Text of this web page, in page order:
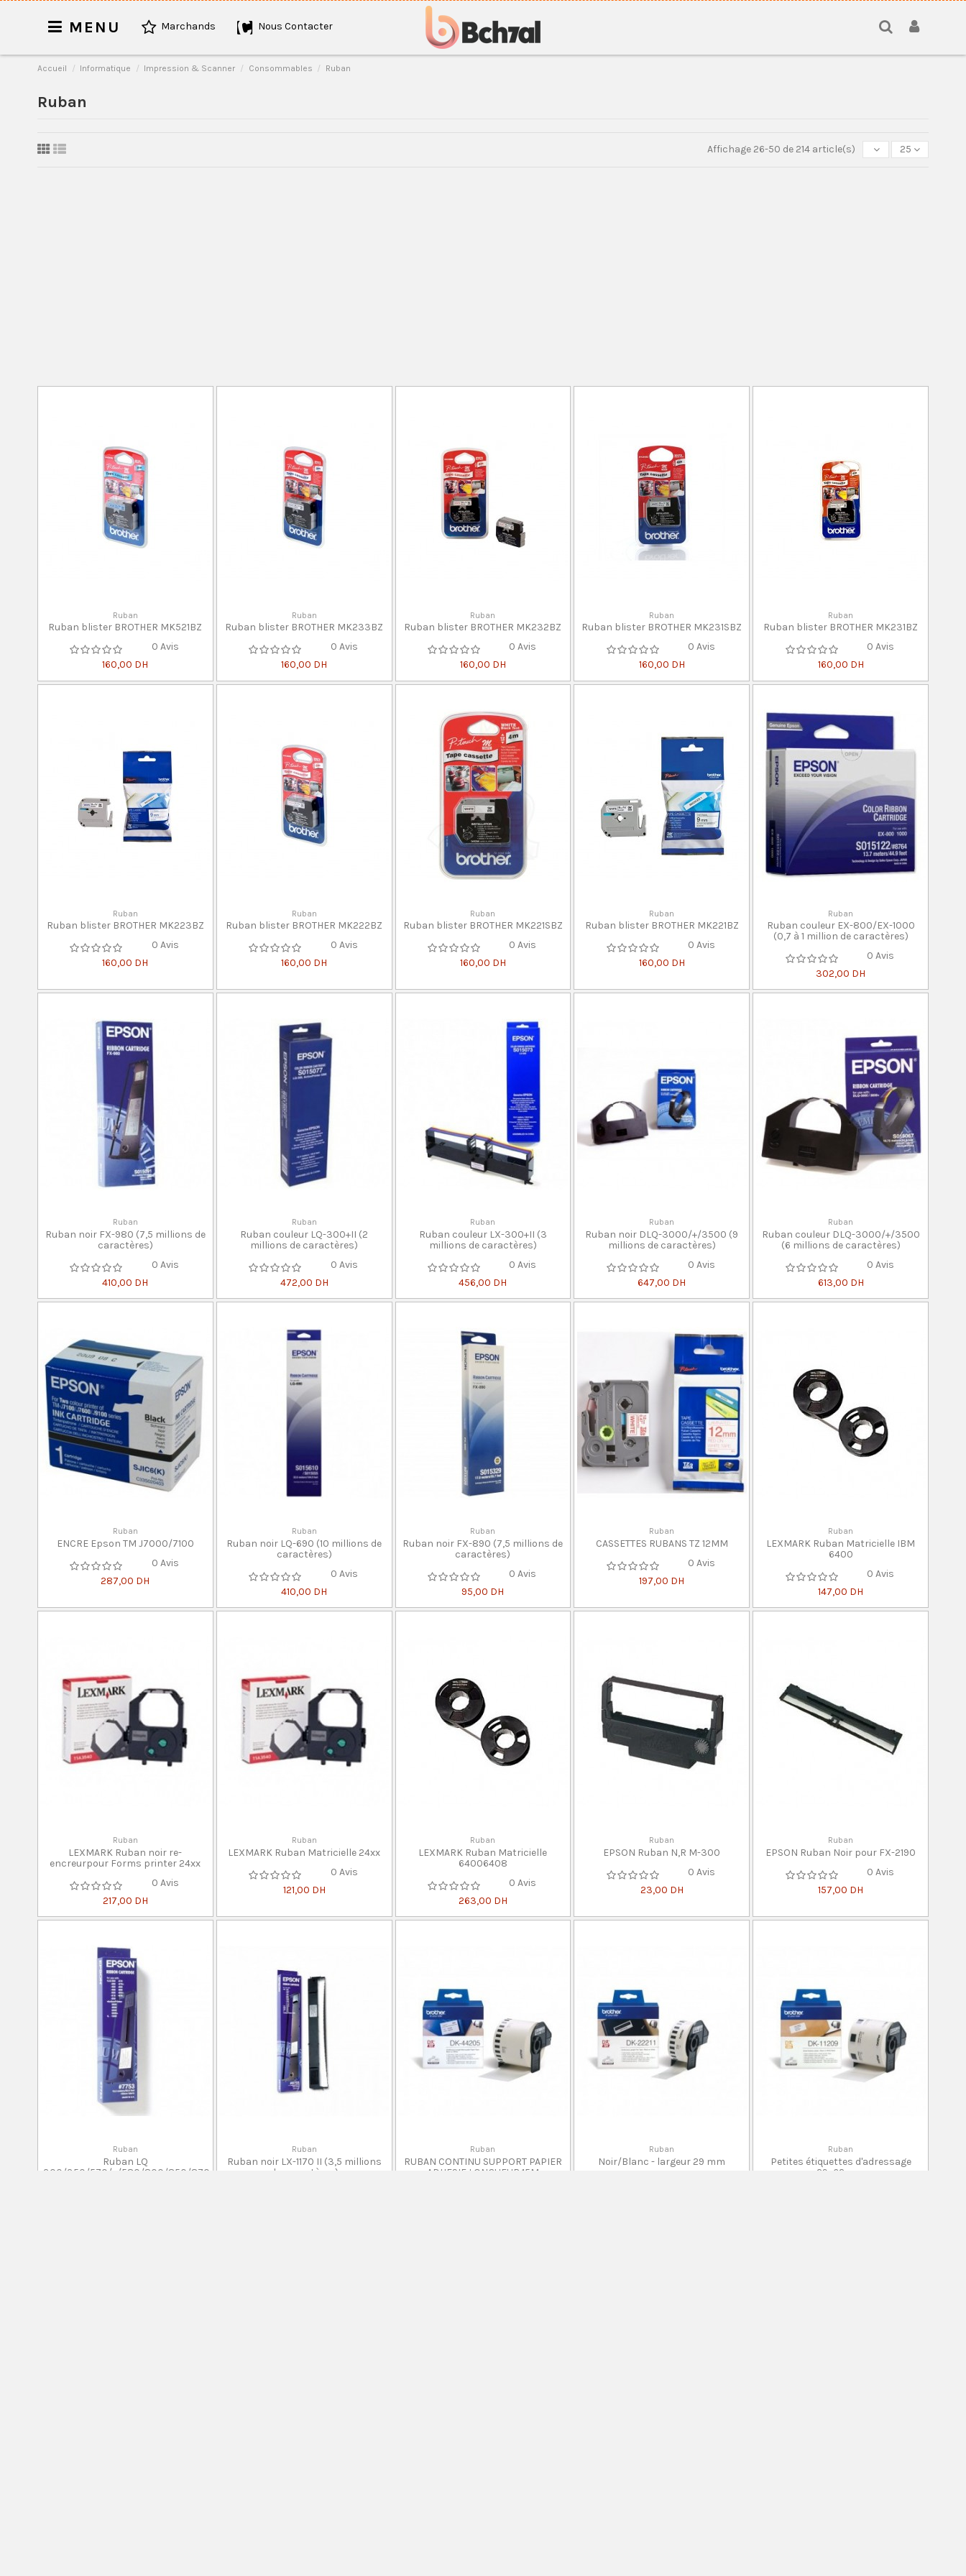
MENU Marchands Nous Contacter
Accueil Informatique Impression & Scanner Consommables Ruban
Ruban
Affichage 26-50 de 214 article(s) 25
Ruban
Ruban blister BROTHER MK521BZ
0 Avis
160,00 DH
Ruban
Ruban blister BROTHER MK233BZ
0 Avis
160,00 DH
Ruban
Ruban blister BROTHER MK232BZ
0 Avis
160,00 DH
Ruban
Ruban blister BROTHER MK231SBZ
0 Avis
160,00 DH
Ruban
Ruban blister BROTHER MK231BZ
0 Avis
160,00 DH
Ruban
Ruban blister BROTHER MK223BZ
0 Avis
160,00 DH
Ruban
Ruban blister BROTHER MK222BZ
0 Avis
160,00 DH
Ruban
Ruban blister BROTHER MK221SBZ
0 Avis
160,00 DH
Ruban
Ruban blister BROTHER MK221BZ
0 Avis
160,00 DH
Ruban
Ruban couleur EX-800/EX-1000
(0,7 à 1 million de caractères)
0 Avis
302,00 DH
Ruban
Ruban noir FX-980 (7,5 millions de
caractères)
0 Avis
410,00 DH
Ruban
Ruban couleur LQ-300+II (2
millions de caractères)
0 Avis
472,00 DH
Ruban
Ruban couleur LX-300+II (3
millions de caractères)
0 Avis
456,00 DH
Ruban
Ruban noir DLQ-3000/+/3500 (9
millions de caractères)
0 Avis
647,00 DH
Ruban
Ruban couleur DLQ-3000/+/3500
(6 millions de caractères)
0 Avis
613,00 DH
Ruban
ENCRE Epson TM J7000/7100
0 Avis
287,00 DH
Ruban
Ruban noir LQ-690 (10 millions de
caractères)
0 Avis
410,00 DH
Ruban
Ruban noir FX-890 (7,5 millions de
caractères)
0 Avis
95,00 DH
Ruban
CASSETTES RUBANS TZ 12MM
0 Avis
197,00 DH
Ruban
LEXMARK Ruban Matricielle IBM
6400
0 Avis
147,00 DH
Ruban
LEXMARK Ruban noir re-
encreurpour Forms printer 24xx
0 Avis
217,00 DH
Ruban
LEXMARK Ruban Matricielle 24xx
0 Avis
121,00 DH
Ruban
LEXMARK Ruban Matricielle
64006408
0 Avis
263,00 DH
Ruban
EPSON Ruban N,R M-300
0 Avis
23,00 DH
Ruban
EPSON Ruban Noir pour FX-2190
0 Avis
157,00 DH
Ruban
Ruban LQ
300/350/570/+/580/800/850/870
Ruban
Ruban noir LX-1170 II (3,5 millions
de caractères)
Ruban
RUBAN CONTINU SUPPORT PAPIER
ADHESIF LONGUEUR 15M
Ruban
Noir/Blanc - largeur 29 mm
Ruban
Petites étiquettes d'adressage
29x62 mm